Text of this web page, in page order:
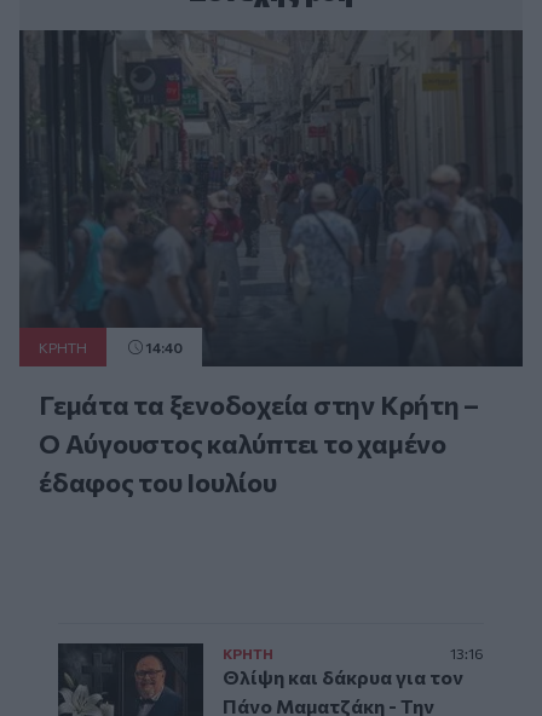
ΚΡΗΤΗ 14:40
Γεμάτα τα ξενοδοχεία στην Κρήτη –
Ο Αύγουστος καλύπτει το χαμένο
έδαφος του Ιουλίου
ΚΡΗΤΗ 13:16
Θλίψη και δάκρυα για τον
Πάνο Μαματζάκη - Την